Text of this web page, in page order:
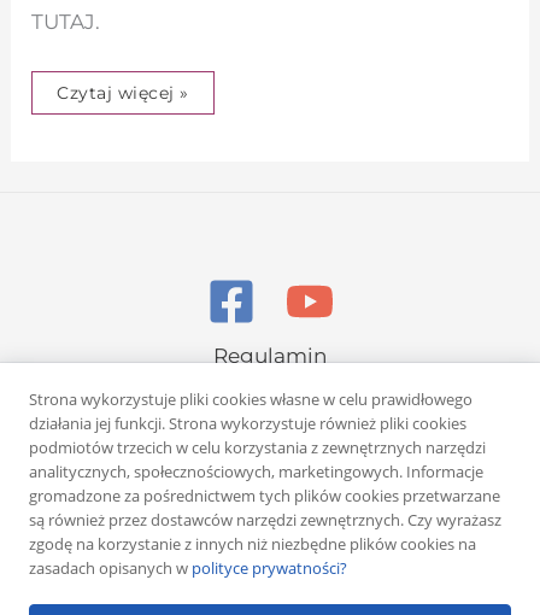
TUTAJ.
Czytaj więcej »
Regulamin
Polityka prywatności
Copyright © 2026 Rafał Żuber
Strona wykorzystuje pliki cookies własne w celu prawidłowego
działania jej funkcji. Strona wykorzystuje również pliki cookies
podmiotów trzecich w celu korzystania z zewnętrznych narzędzi
analitycznych, społecznościowych, marketingowych. Informacje
gromadzone za pośrednictwem tych plików cookies przetwarzane
są również przez dostawców narzędzi zewnętrznych. Czy wyrażasz
zgodę na korzystanie z innych niż niezbędne plików cookies na
zasadach opisanych w polityce prywatności?